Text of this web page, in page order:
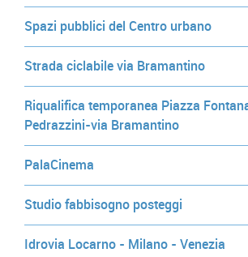
Spazi pubblici del Centro urbano
Strada ciclabile via Bramantino
Riqualifica temporanea Piazza
Pedrazzini-via Bramantino
PalaCinema
Studio fabbisogno posteggi
Idrovia Locarno - Milano - Venezia